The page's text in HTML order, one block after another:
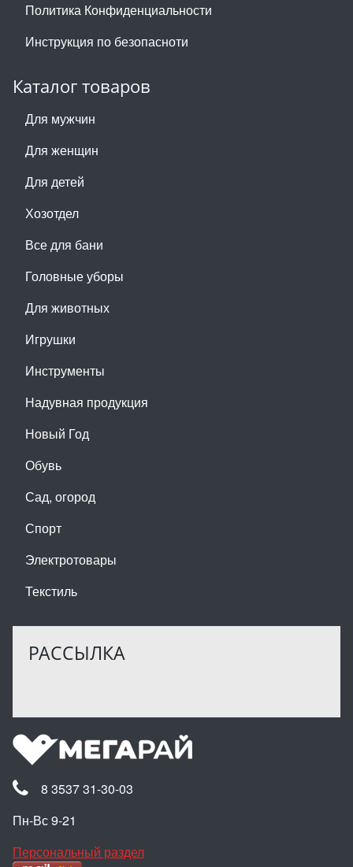
Политика Конфиденциальности
Инструкция по безопасноти
Каталог товаров
Для мужчин
Для женщин
Для детей
Хозотдел
Все для бани
Головные уборы
Для животных
Игрушки
Инструменты
Надувная продукция
Новый Год
Обувь
Сад, огород
Спорт
Электротовары
Текстиль
РАССЫЛКА
8 3537 31-30-03
Пн-Вс 9-21
Персональный раздел